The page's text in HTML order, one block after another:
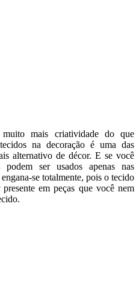
muito mais criatividade do que
na decoração é uma das
alternativo de décor. E se você
ser usados apenas nas
se totalmente, pois o tecido
em peças que você nem